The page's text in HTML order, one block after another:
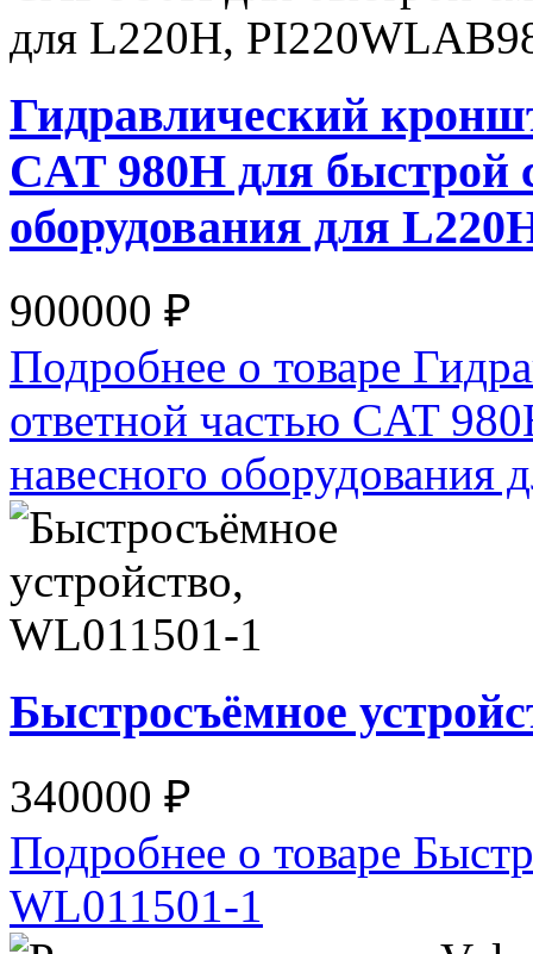
Гидравлический
CAT 980H для быстрой
оборудования для
900000 ₽
Подробнее о товаре
ответной частью CAT
навесного
Быстросъёмное
340000 ₽
Подробнее о товаре
WL011501-1